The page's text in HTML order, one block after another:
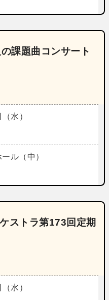
課題曲コンサート
水）
ル（中）
ストラ第173回定期
水）